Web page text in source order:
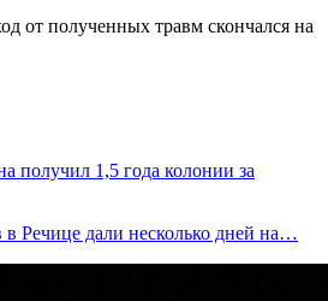
от полученных травм скончался на
получил 1,5 года колонии за
Речице дали несколько дней на…